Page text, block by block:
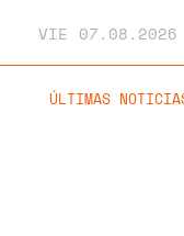
VIE 07.08.2026
ÚLTIMAS